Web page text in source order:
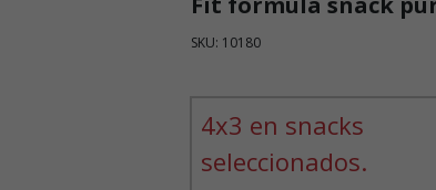
SKU: 10180
4x3 en snacks
seleccionados.